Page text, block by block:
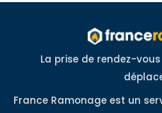
La prise de rendez-
France Ramonage est un